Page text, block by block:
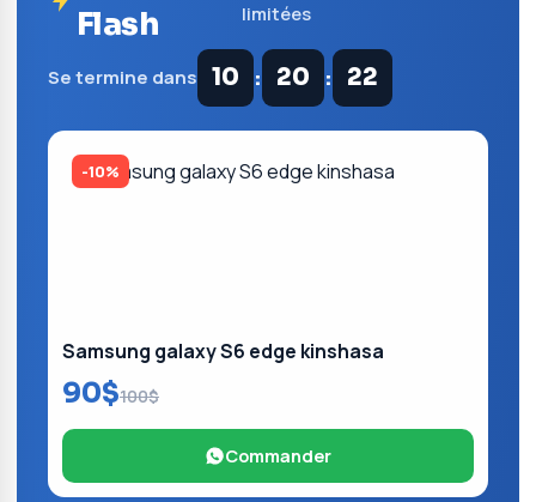
Flash
limitées
Se termine dans 10 : 20 : 21
-10%
Samsung galaxy S6 edge kinshasa
90$100$
Commander